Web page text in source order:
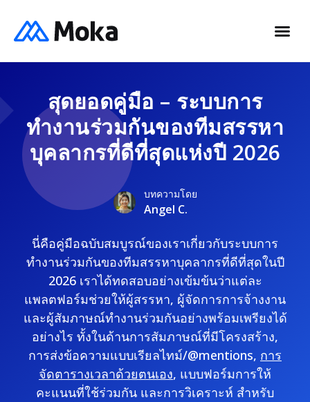
สุดยอดคู่มือ – ระบบการ
ทำงานร่วมกันของทีมสรรหา
บุคลากรที่ดีที่สุดแห่งปี 2026
บทความโดย
Angel C.
นี่คือคู่มือฉบับสมบูรณ์ของเราเกี่ยวกับระบบการ
ทำงานร่วมกันของทีมสรรหาบุคลากรที่ดีที่สุดในปี
2026 เราได้ทดสอบอย่างเข้มข้นว่าแต่ละ
แพลตฟอร์มช่วยให้ผู้สรรหา, ผู้จัดการการจ้างงาน
และผู้สัมภาษณ์ทำงานร่วมกันอย่างพร้อมเพรียงได้
อย่างไร ทั้งในด้านการสัมภาษณ์ที่มีโครงสร้าง,
การส่งข้อความแบบเรียลไทม์/@mentions, การ
จัดตารางเวลาด้วยตนเอง, แบบฟอร์มการให้
คะแนนที่ใช้ร่วมกัน และการวิเคราะห์ สำหรับ